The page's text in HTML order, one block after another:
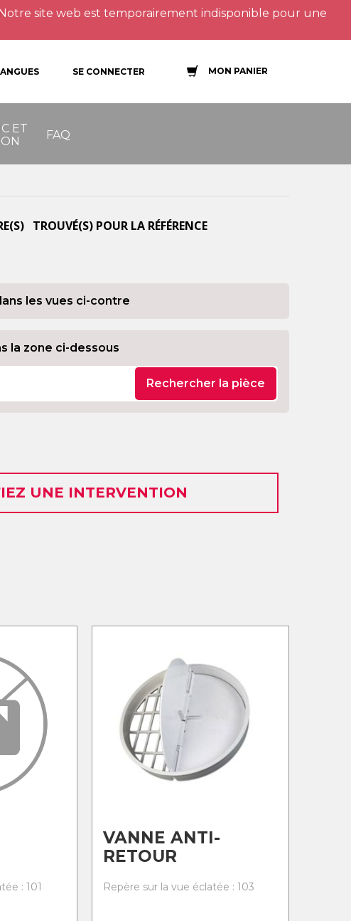
site web est temporairement indisponible pour une
SE CONNECTER MON PANIER
ET
FAQ
TROUVÉ(S) POUR LA RÉFÉRENCE
les vues ci-contre
la zone ci-dessous
Rechercher la pièce
UNE INTERVENTION
: 101
VANNE ANTI-
RETOUR
Repère sur la vue éclatée : 103